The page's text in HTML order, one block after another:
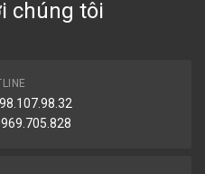
chúng tôi